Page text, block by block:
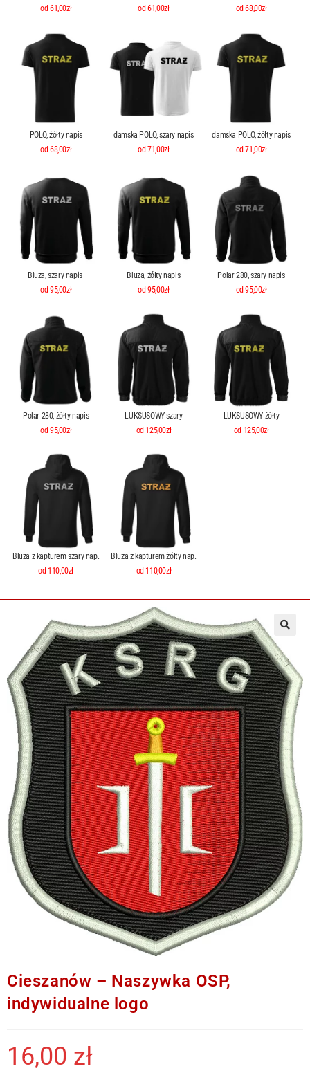
od 61,00zł
od 61,00zł
od 68,00zł
POLO, żółty napis
od 68,00zł
damska POLO, szary napis
od 71,00zł
damska POLO, żółty napis
od 71,00zł
Bluza, szary napis
od 95,00zł
Bluza, żółty napis
od 95,00zł
Polar 280, szary napis
od 95,00zł
Polar 280, żółty napis
od 95,00zł
LUKSUSOWY szary
od 125,00zł
LUKSUSOWY żółty
od 125,00zł
Bluza z kapturem szary nap.
od 110,00zł
Bluza z kapturem żółty nap.
od 110,00zł
Cieszanów – Naszywka OSP,
indywidualne logo
16,00 zł